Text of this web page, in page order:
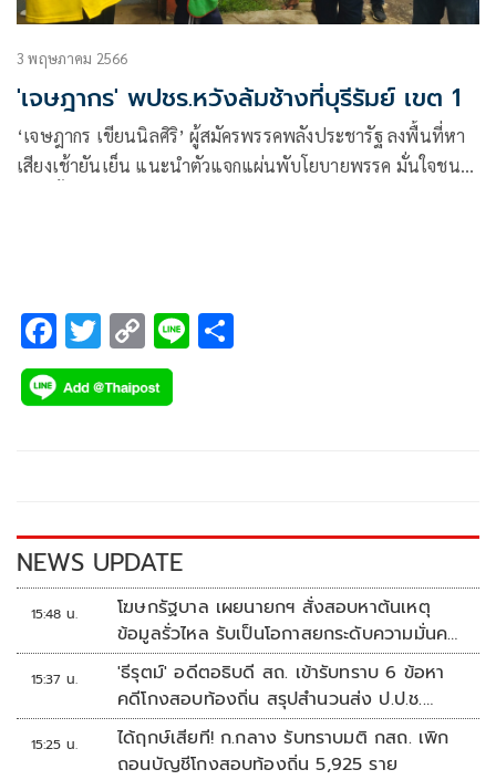
3 พฤษภาคม 2566
'เจษฎากร' พปชร.หวังล้มช้างที่บุรีรัมย์ เขต 1
‘เจษฎากร เขียนนิลศิริ’ ผู้สมัครพรรคพลังประชารัฐ ลงพื้นที่หา
เสียงเช้ายันเย็น แนะนำตัวแจกแผ่นพับโยบายพรรค มั่นใจชนะ
F
ac
e
k
T
wi
tt
C
o
p
k
Li
NEWS UPDATE
15:48 น.
โฆษกรัฐบาล เผยนายกฯ สั่งสอบหาต้นเหตุ
ข้อมูลรั่วไหล รับเป็นโอกาสยกระดับความมั่นคง
ปลอดภัยข้อมูลภาครัฐทั้งระบบ
15:37 น.
'ธีรุตม์' อดีตอธิบดี สถ. เข้ารับทราบ 6 ข้อหา
คดีโกงสอบท้องถิ่น สรุปสำนวนส่ง ป.ป.ช.
สัปดาห์หน้า
15:25 น.
ได้ฤกษ์เสียที! ก.กลาง รับทราบมติ กสถ. เพิก
ถอนบัญชีโกงสอบท้องถิ่น 5,925 ราย